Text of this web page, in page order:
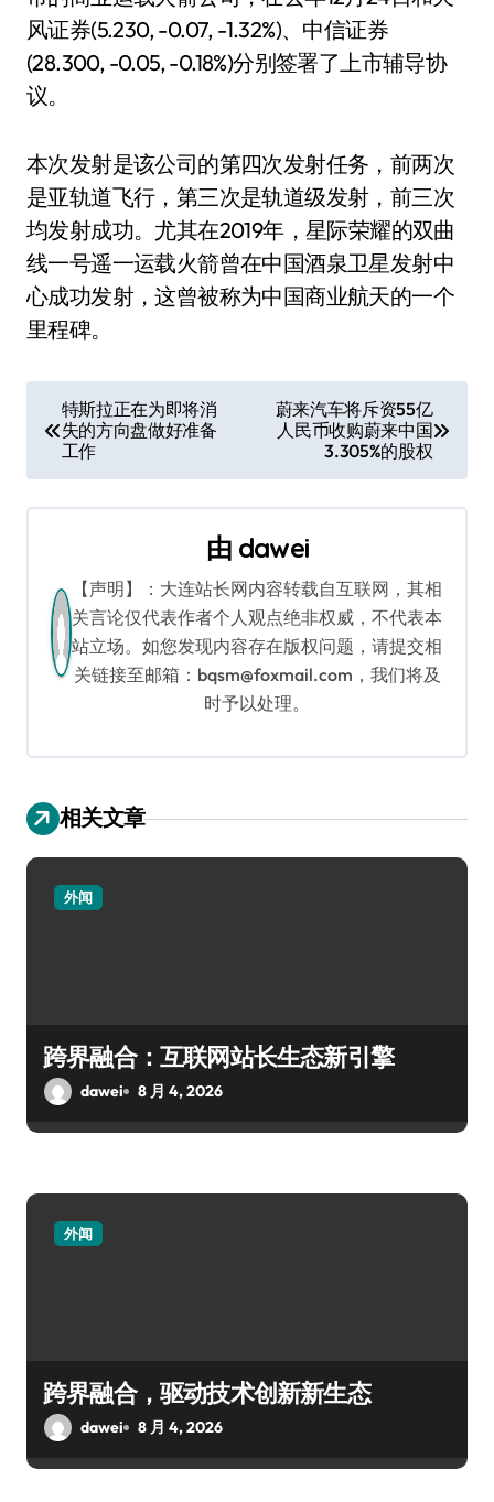
风证券(5.230, -0.07, -1.32%)、中信证券
(28.300, -0.05, -0.18%)分别签署了上市辅导协
议。
本次发射是该公司的第四次发射任务，前两次
是亚轨道飞行，第三次是轨道级发射，前三次
均发射成功。尤其在2019年，星际荣耀的双曲
线一号遥一运载火箭曾在中国酒泉卫星发射中
心成功发射，这曾被称为中国商业航天的一个
里程碑。
章
导
特斯拉正在为即将消
失的方向盘做好准备
工作
蔚来汽车将斥资55亿
人民币收购蔚来中国
3.305%的股权
由 dawei
【声明】：大连站长网内容转载自互联网，其相
关言论仅代表作者个人观点绝非权威，不代表本
站立场。如您发现内容存在版权问题，请提交相
关链接至邮箱：bqsm@foxmail.com，我们将及
时予以处理。
相关文章
外闻
跨界融合：互联网站长生态新引擎
dawei 8 月 4, 2026
外闻
跨界融合，驱动技术创新新生态
dawei 8 月 4, 2026